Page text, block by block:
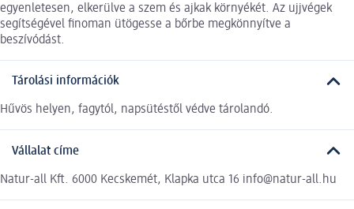
egyenletesen, elkerülve a szem és ajkak környékét. Az ujjvégek
segítségével finoman ütögesse a bőrbe megkönnyítve a
beszívódást.
Tárolási információk
Hűvös helyen, fagytól, napsütéstől védve tárolandó.
Vállalat címe
Natur-all Kft. 6000 Kecskemét, Klapka utca 16 info@natur-all.hu